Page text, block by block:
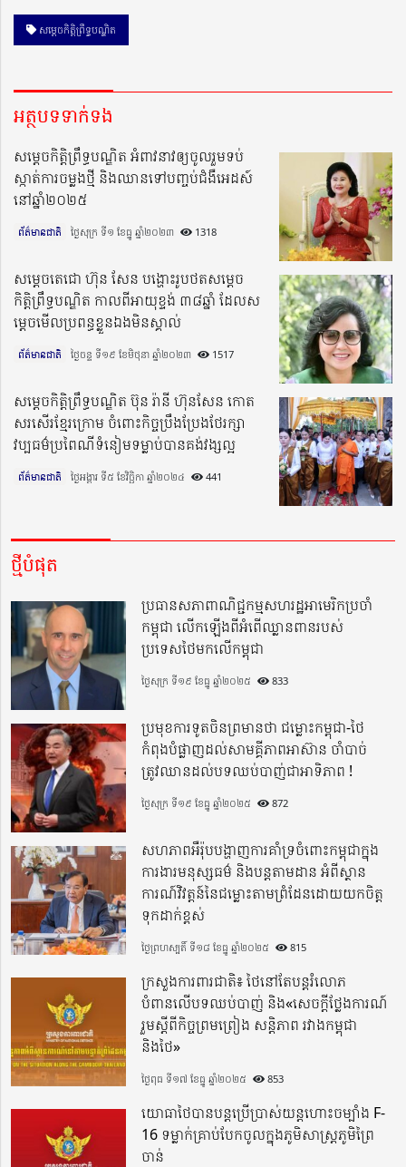
សម្តេចកិត្តិព្រឹទ្ធបណ្ឌិត
អត្ថបទទាក់ទង
សម្តេចកិត្តិព្រឹទ្ធបណ្ឌិត អំពាវនាវឲ្យចូលរួមទប់
ស្កាត់ការចម្លងថ្មី និងឈានទៅបញ្ចប់ជំងឺអេដស៍
នៅឆ្នាំ២០២៥
ព័ត៌មានជាតិ ថ្ងៃសុក្រ ទី១ ខែធ្នូ ឆ្នាំ២០២៣​ 1318
សម្តេចតេជោ ហ៊ុន សែន បង្ហោះរូបថតសម្តេច
កិត្តិព្រឹទ្ធបណ្ឌិត កាលពីអាយុខ្ទង់ ៣៨ឆ្នាំ ដែលស
ម្តេចមើលប្រពន្ធខ្លួនឯងមិនស្គាល់
ព័ត៌មានជាតិ ថ្ងៃចន្ទ ទី១៩ ខែមិថុនា ឆ្នាំ២០២៣​ 1517
សម្តេចកិត្តិព្រឹទ្ធបណ្ឌិត ប៊ុន រ៉ានី ហ៊ុនសែន កោត
សរសើរខ្មែរក្រោម ចំពោះកិច្ចប្រឹងប្រែងថែរក្សា
វប្បធម៌ប្រពៃណីទំនៀមទម្លាប់បានគង់វង្សល្អ
ព័ត៌មានជាតិ ថ្ងៃអង្គារ ទី៥ ខែវិច្ឆិកា ឆ្នាំ២០២៤​ 441
ថ្មីបំផុត
ប្រធានសភាពាណិជ្ជកម្មសហរដ្ឋអាមេរិកប្រចាំ
កម្ពុជា លើកឡើងពីអំពើឈ្លានពានរបស់
ប្រទេសថៃមកលើកម្ពុជា
ថ្ងៃសុក្រ ទី១៩ ខែធ្នូ ឆ្នាំ២០២៥ 833
ប្រមុខការទូតចិនព្រមានថា ជម្លោះកម្ពុជា-ថៃ
កំពុងបំផ្លាញដល់សាមគ្គីភាពអាស៊ាន ចាំបាច់
ត្រូវឈានដល់បទឈប់បាញ់ជាអាទិភាព !
ថ្ងៃសុក្រ ទី១៩ ខែធ្នូ ឆ្នាំ២០២៥ 872
សហភាពអឺរ៉ុបបង្ហាញការគាំទ្រចំពោះកម្ពុជាក្នុង
ការងារមនុស្សធម៌ និងបន្តតាមដាន អំពីស្ថាន
ការណ៍វិវត្តន៍នៃជម្លោះតាមព្រំដែនដោយយកចិត្ត
ទុកដាក់ខ្ពស់
ថ្ងៃព្រហស្បតិ៍ ទី១៨ ខែធ្នូ ឆ្នាំ២០២៥ 815
ក្រសួងការពារជាតិ៖ ថៃនៅតែបន្តរំលោភ
បំពានលើបទឈប់បាញ់ និង«សេចក្តីថ្លែងការណ៍
រួមស្តីពីកិច្ចព្រមព្រៀង សន្តិភាព រវាងកម្ពុជា
និងថៃ»
ថ្ងៃពុធ ទី១៧ ខែធ្នូ ឆ្នាំ២០២៥ 853
យោធាថៃបានបន្តប្រើប្រាស់យន្តហោះចម្បាំង F-
16 ទម្លាក់គ្រាប់បែកចូលក្នុងភូមិសាស្ត្រភូមិព្រៃ
ចាន់